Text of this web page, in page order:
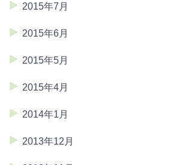
2015年7月
2015年6月
2015年5月
2015年4月
2014年1月
2013年12月